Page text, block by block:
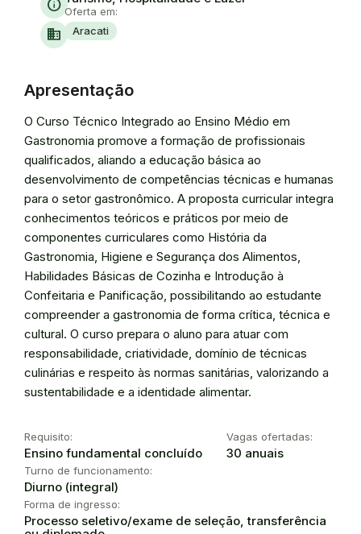
info
domain
Oferta em:
Aracati
Apresentação
O Curso Técnico Integrado ao Ensino Médio em
Gastronomia promove a formação de profissionais
qualificados, aliando a educação básica ao
desenvolvimento de competências técnicas e humanas
para o setor gastronômico. A proposta curricular integra
conhecimentos teóricos e práticos por meio de
componentes curriculares como História da
Gastronomia, Higiene e Segurança dos Alimentos,
Habilidades Básicas de Cozinha e Introdução à
Confeitaria e Panificação, possibilitando ao estudante
compreender a gastronomia de forma crítica, técnica e
cultural. O curso prepara o aluno para atuar com
responsabilidade, criatividade, domínio de técnicas
culinárias e respeito às normas sanitárias, valorizando a
sustentabilidade e a identidade alimentar.
Requisito:
Ensino fundamental concluído
Vagas ofertadas:
30 anuais
Turno de funcionamento:
Diurno (integral)
Forma de ingresso:
Processo seletivo/exame de seleção, transferência